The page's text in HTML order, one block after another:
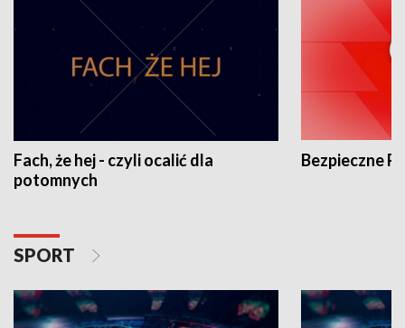
Fach, że hej - czyli ocalić dla
potomnych
Bezpieczne
SPORT